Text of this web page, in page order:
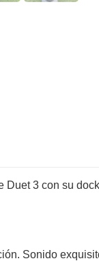
Duet 3 con su
Sonido